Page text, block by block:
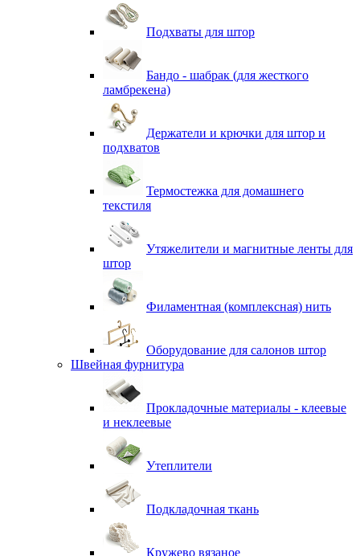
Подхваты для штор
Бандо - шабрак (для жесткого
ламбрекена)
Держатели и крючки для штор и
подхватов
Термостежка для домашнего
текстиля
Утяжелители и магнитные ленты для
штор
Филаментная (комплексная) нить
Оборудование для салонов штор
Швейная фурнитура
Прокладочные материалы - клеевые
и неклеевые
Утеплители
Подкладочная ткань
Кружево вязаное